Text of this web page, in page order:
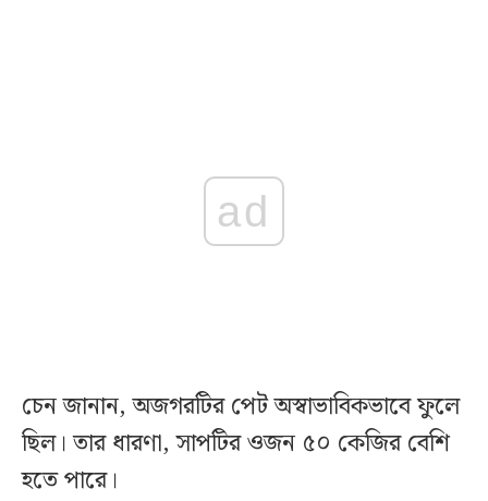
ad
চেন জানান, অজগরটির পেট অস্বাভাবিকভাবে ফুলে
ছিল। তার ধারণা, সাপটির ওজন ৫০ কেজির বেশি
হতে পারে।